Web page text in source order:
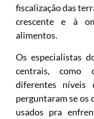
fiscalização das
crescente e à
alimentos.
Os especialistas
centrais, como
diferentes níveis
perguntaram se os
usados pra